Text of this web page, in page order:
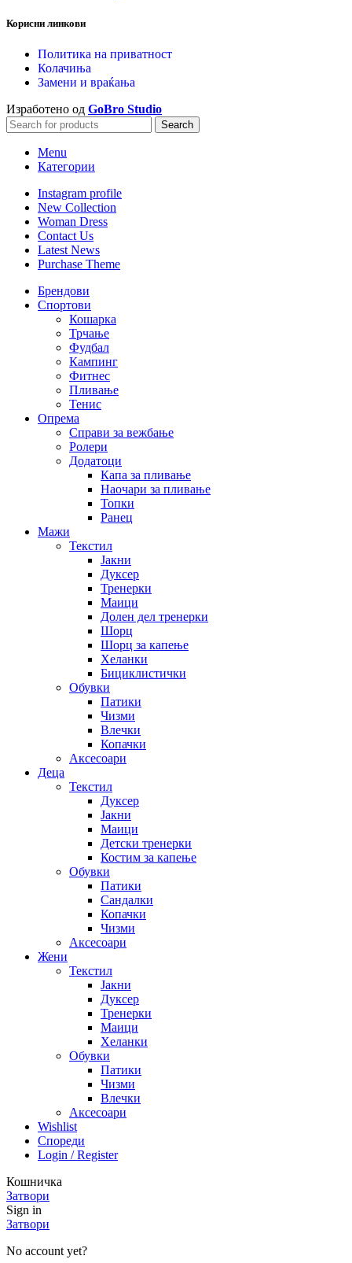
Корисни линкови
Политика на приватност
Колачиња
Замени и враќања
Изработено од GoBro Studio
Search
Menu
Категории
Instagram profile
New Collection
Woman Dress
Contact Us
Latest News
Purchase Theme
Брендови
Спортови
Кошарка
Трчање
Фудбал
Кампинг
Фитнес
Пливање
Тенис
Опрема
Справи за вежбање
Ролери
Додатоци
Капа за пливање
Наочари за пливање
Топки
Ранец
Мажи
Текстил
Јакни
Дуксер
Тренерки
Маици
Долен дел тренерки
Шорц
Шорц за капење
Хеланки
Бициклистички
Обувки
Патики
Чизми
Влечки
Копачки
Аксесоари
Деца
Текстил
Дуксер
Јакни
Маици
Детски тренерки
Костим за капење
Обувки
Патики
Сандалки
Копачки
Чизми
Аксесоари
Жени
Текстил
Јакни
Дуксер
Тренерки
Маици
Хеланки
Обувки
Патики
Чизми
Влечки
Аксесоари
Wishlist
Спореди
Login / Register
Кошничка
Затвори
Sign in
Затвори
No account yet?